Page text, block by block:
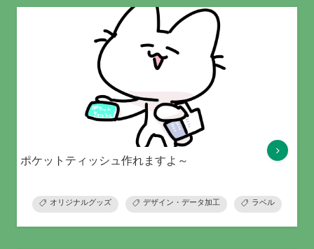
ポケットティッシュ作れますよ～
オリジナルグッズ デザイン・データ加工 ラベル